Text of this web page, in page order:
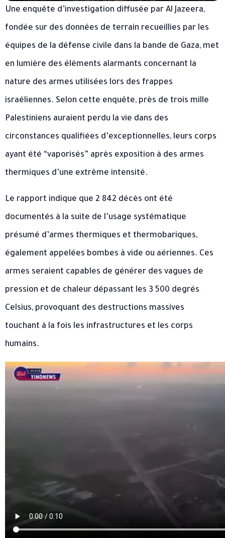
Une enquête d’investigation diffusée par Al Jazeera,
fondée sur des données de terrain recueillies par les
équipes de la défense civile dans la bande de Gaza, met
en lumière des éléments alarmants concernant la
nature des armes utilisées lors des frappes
israéliennes. Selon cette enquête, près de trois mille
Palestiniens auraient perdu la vie dans des
circonstances qualifiées d’exceptionnelles, leurs corps
ayant été “vaporisés” après exposition à des armes
thermiques d’une extrême intensité.
Le rapport indique que 2 842 décès ont été
documentés à la suite de l’usage systématique
présumé d’armes thermiques et thermobariques,
également appelées bombes à vide ou aériennes. Ces
armes seraient capables de générer des vagues de
pression et de chaleur dépassant les 3 500 degrés
Celsius, provoquant des destructions massives
touchant à la fois les infrastructures et les corps
humains.